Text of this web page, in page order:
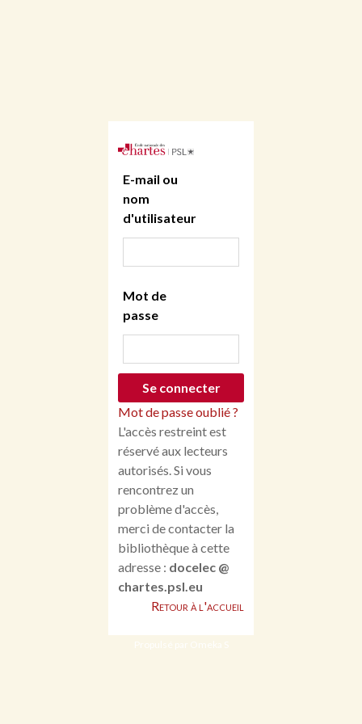
E-mail ou
nom
d'utilisateur
Mot de
passe
Mot de passe oublié ?
L'accès restreint est
réservé aux lecteurs
autorisés. Si vous
rencontrez un
problème d'accès,
merci de contacter la
bibliothèque à cette
adresse : docelec @
chartes.psl.eu
Retour à l'accueil
Propulsé par Omeka S